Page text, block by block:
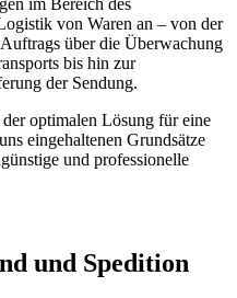
von Waren an – von der
über die Überwachung
bis hin zur
der Sendung.
optimalen Lösung für eine
eingehaltenen Grundsätze
und professionelle
und Spedition